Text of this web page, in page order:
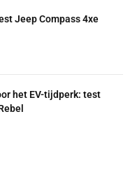
Jeep Compass 4xe
het EV-tijdperk: test